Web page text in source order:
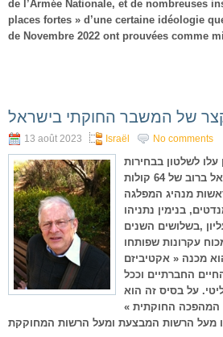
de l’Armée Nationale, et de nombreuses
places fortes » d’une certaine idéologie
de Novembre 2022 ont prouvées comme
של המשבר החוקתי בישראל
13 août 2023 Israël No comments
לשלטון בבחירות
הדמוקרטיות של עם ישראל ברוב של 64 קולות
בראשות מנהיג המפלגה
,בשלושים השנים
עקרונות שפותחו
מכנה « אקטיביזם
החברתיים וככל
על בסיס זה הוא
המהפכה החוקתית »
מעל הרשות המבצעת ומעל הרשות המחוקקת